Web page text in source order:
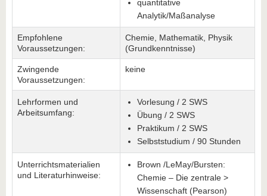
quantitative
Analytik/Maßanalyse
Empfohlene
Voraussetzungen:
Chemie, Mathematik, Physik
(Grundkenntnisse)
Zwingende
Voraussetzungen:
keine
Lehrformen und
Arbeitsumfang:
Vorlesung / 2 SWS
Übung / 2 SWS
Praktikum / 2 SWS
Selbststudium / 90 Stunden
Unterrichtsmaterialien
und Literaturhinweise:
Brown /LeMay/Bursten:
Chemie – Die zentrale >
Wissenschaft (Pearson)